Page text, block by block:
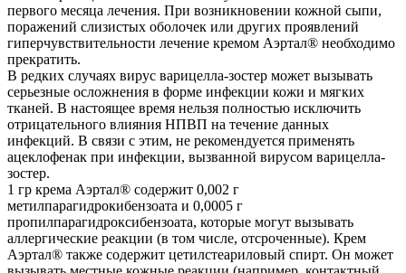
первого месяца лечения. При возникновении кожной сыпи,
поражений слизистых оболочек или других проявлений
гиперчувствительности лечение кремом Аэртал® необходимо
прекратить.
В редких случаях вирус варицелла-зостер может вызывать
серьезные осложнения в форме инфекции кожи и мягких
тканей. В настоящее время нельзя полностью исключить
отрицательного влияния НПВП на течение данных
инфекций. В связи с этим, не рекомендуется применять
ацеклофенак при инфекции, вызванной вирусом варицелла-
зостер.
1 гр крема Аэртал® содержит 0,002 г
метилпарагидрокибензоата и 0,0005 г
пропилпарагидроксибензоата, которые могут вызывать
аллергические реакции (в том числе, отсроченные). Крем
Аэртал® также содержит цетилстеариловый спирт. Он может